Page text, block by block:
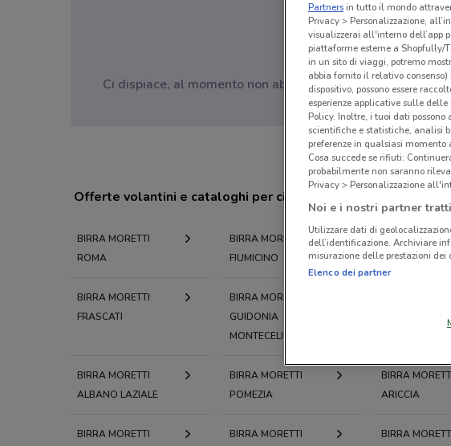
Ci dispiace, al momento non abbiamo pubblicato volantini
Offerte volantini e cataloghi per città nelle vicinanze
BIRRA MORETTI
ROMA
BIRRA MORETTI
FIUMICINO
BIRRA
BIRRA MORETTI
FRASCATI
BIRRA MORETTI
GUIDONIA
MONTECELIO
BIRRA MORETTI
ALBANO LAZIALE
BIRRA MORETTI
POMEZIA
BIRRA
ARICCIA
BIRRA MORETTI
BIRRA MORETTI
BIRRA
Partnersin tutto il mondo
Privacy > Personalizzazione,
visualizzerai all'interno dell’app
piattaforme esterne a Shopfully/
in un sito di viaggi, potremo
abbia fornito il relativo
dispositivo, possono essere
esperienze applicative sulle
Policy. Inoltre, i tuoi dati possono
scientifiche e statistiche, analisi
preferenze in qualsiasi momento
Cosa succede se rifiuti:
probabilmente non saranno
Privacy > Personalizzazione
Noi e i nostri partner
Utilizzare dati di
dell’identificazione. Archiviare
misurazione delle prestazioni
Elenco dei partner